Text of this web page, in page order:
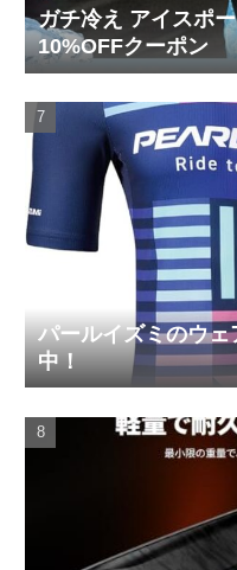
ガチ冷え アイスポ
10%OFFクーポン
パールイズミのウ
中！